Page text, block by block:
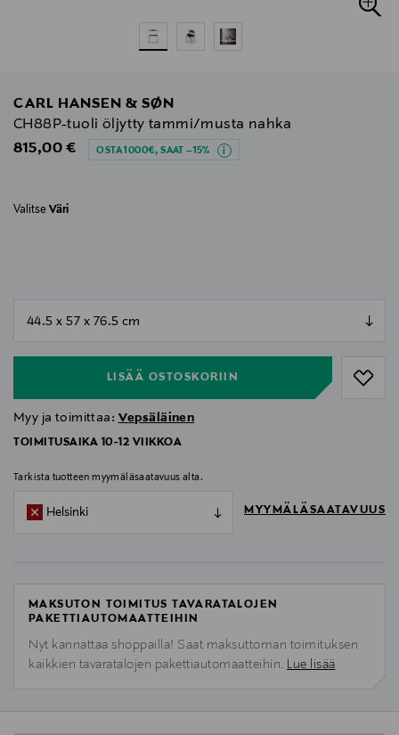
CARL HANSEN & SØN
CH88P-tuoli öljytty tammi/musta nahka
Original Price
815,00 € OSTA 1000€, SAAT –15%
Valitse Väri
LISÄÄ OSTOSKORIIN
Myy ja toimittaa: Vepsäläinen
TOIMITUSAIKA 10-12 VIIKKOA
Tarkista tuotteen myymäläsaatavuus alta.
Helsinki MYYMÄLÄSAATAVUUS
MAKSUTON TOIMITUS TAVARATALOJEN
PAKETTIAUTOMAATTEIHIN
Nyt kannattaa shoppailla! Saat maksuttoman toimituksen
kaikkien tavaratalojen pakettiautomaatteihin. Lue lisää